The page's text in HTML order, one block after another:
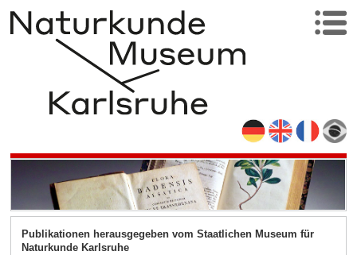
Publikationen herausgegeben vom Staatlichen Museum für
Naturkunde Karlsruhe